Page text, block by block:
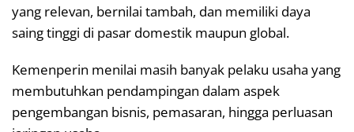
yang relevan, bernilai tambah, dan memiliki daya
saing tinggi di pasar domestik maupun global.
Kemenperin menilai masih banyak pelaku usaha yang
membutuhkan pendampingan dalam aspek
pengembangan bisnis, pemasaran, hingga perluasan